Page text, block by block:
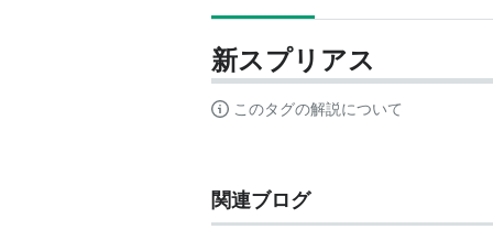
新スプリアス
このタグの解説について
関連ブログ